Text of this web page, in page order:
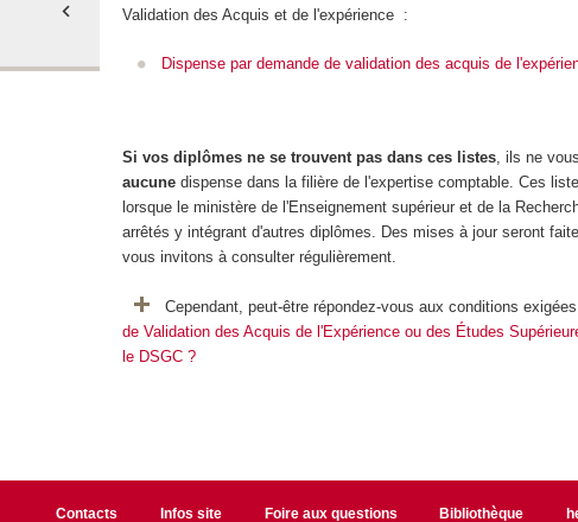
Validation des Acquis et de l'expérience :
Dispense par demande de validation des acquis de
Si vos diplômes ne se trouvent pas dans ces listes, ils ne
aucune dispense dans la filière de l'expertise comptable. Ces
lorsque le ministère de l'Enseignement supérieur et de la
arrêtés y intégrant d'autres diplômes. Des mises à jour seront
vous invitons à consulter régulièrement.
Cependant, peut-être répondez-vous aux conditions
de Validation des Acquis de l'Expérience ou des Études
le DSGC ?
Contacts Infos site Foire aux questions Bibliothèque